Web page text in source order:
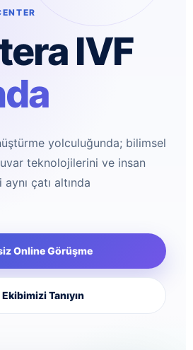
IVF
yolculuğunda; bilimsel
teknolojilerini ve insan
çatı altında
Online Görüşme
Tanıyın